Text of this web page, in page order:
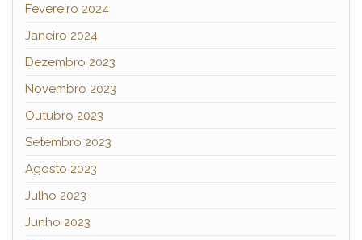
Fevereiro 2024
Janeiro 2024
Dezembro 2023
Novembro 2023
Outubro 2023
Setembro 2023
Agosto 2023
Julho 2023
Junho 2023